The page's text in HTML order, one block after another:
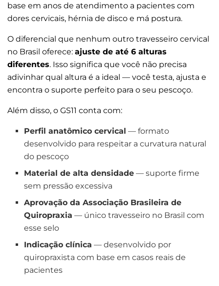
base em anos de atendimento a pacientes com
dores cervicais, hérnia de disco e má postura.
O diferencial que nenhum outro travesseiro cervical
no Brasil oferece: ajuste de até 6 alturas
diferentes. Isso significa que você não precisa
adivinhar qual altura é a ideal — você testa, ajusta e
encontra o suporte perfeito para o seu pescoço.
Além disso, o GS11 conta com:
Perfil anatômico cervical — formato
desenvolvido para respeitar a curvatura natural
do pescoço
Material de alta densidade — suporte firme
sem pressão excessiva
Aprovação da Associação Brasileira de
Quiropraxia — único travesseiro no Brasil com
esse selo
Indicação clínica — desenvolvido por
quiropraxista com base em casos reais de
pacientes